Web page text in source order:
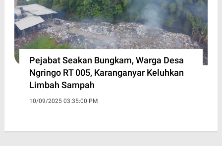
Pejabat Seakan Bungkam, Warga Desa
Ngringo RT 005, Karanganyar Keluhkan
Limbah Sampah
10/09/2025 03:35:00 PM